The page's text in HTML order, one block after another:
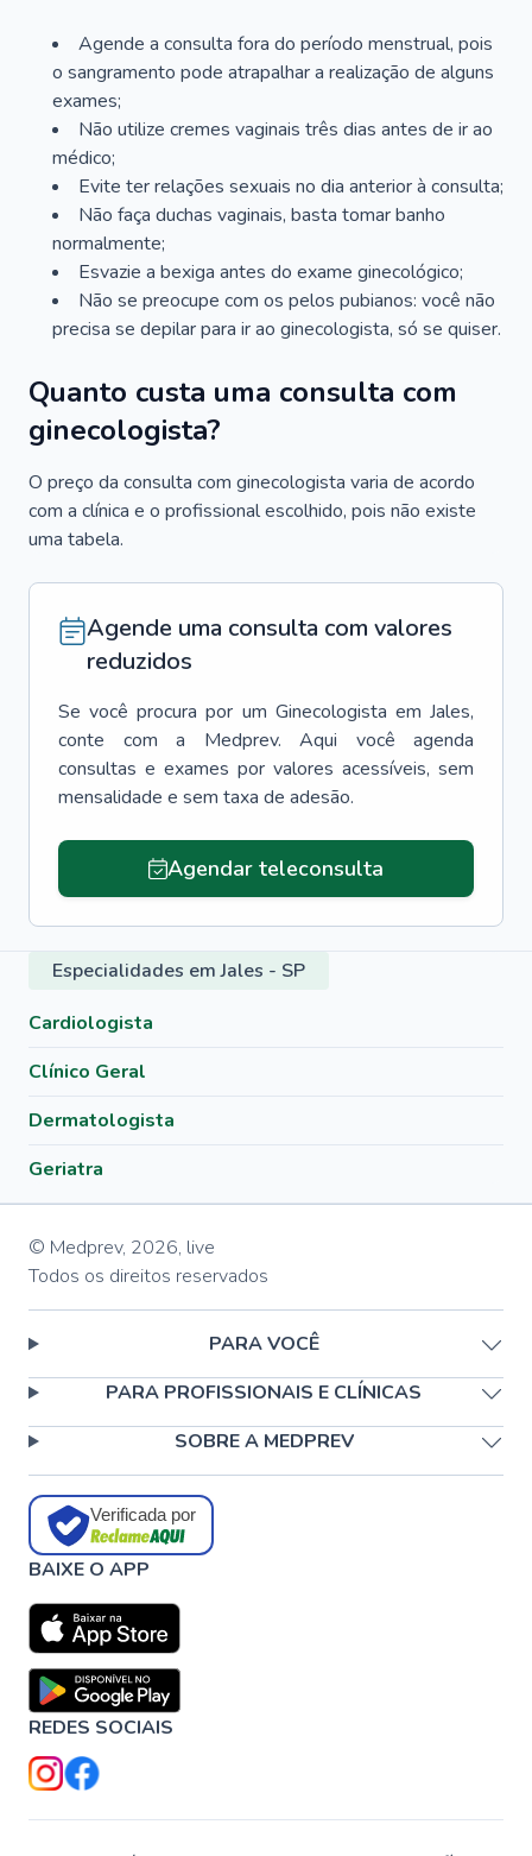
Agende a consulta fora do período menstrual, pois
o sangramento pode atrapalhar a realização de alguns
exames;
Não utilize cremes vaginais três dias antes de ir ao
médico;
Evite ter relações sexuais no dia anterior à consulta;
Não faça duchas vaginais, basta tomar banho
normalmente;
Esvazie a bexiga antes do exame ginecológico;
Não se preocupe com os pelos pubianos: você não
precisa se depilar para ir ao ginecologista, só se quiser.
Quanto custa uma consulta com
ginecologista?
O preço da consulta com ginecologista varia de acordo
com a clínica e o profissional escolhido, pois não existe
uma tabela.
Agende uma consulta com valores
reduzidos
Se você procura por um Ginecologista em Jales,
conte com a Medprev. Aqui você agenda
consultas e exames por valores acessíveis, sem
mensalidade e sem taxa de adesão.
Agendar teleconsulta
Especialidades em Jales - SP
Cardiologista
Clínico Geral
Dermatologista
Geriatra
© Medprev, 2026, live
Todos os direitos reservados
PARA VOCÊ
PARA PROFISSIONAIS E CLÍNICAS
SOBRE A MEDPREV
Verificada por
BAIXE O APP
REDES SOCIAIS